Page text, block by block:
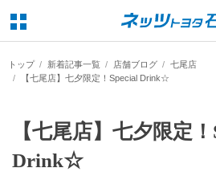
トップ 新着記事一覧 店舗ブログ
七尾店
【七尾店】七夕限定！Special Drink☆
【七尾店】七夕限定
Drink☆